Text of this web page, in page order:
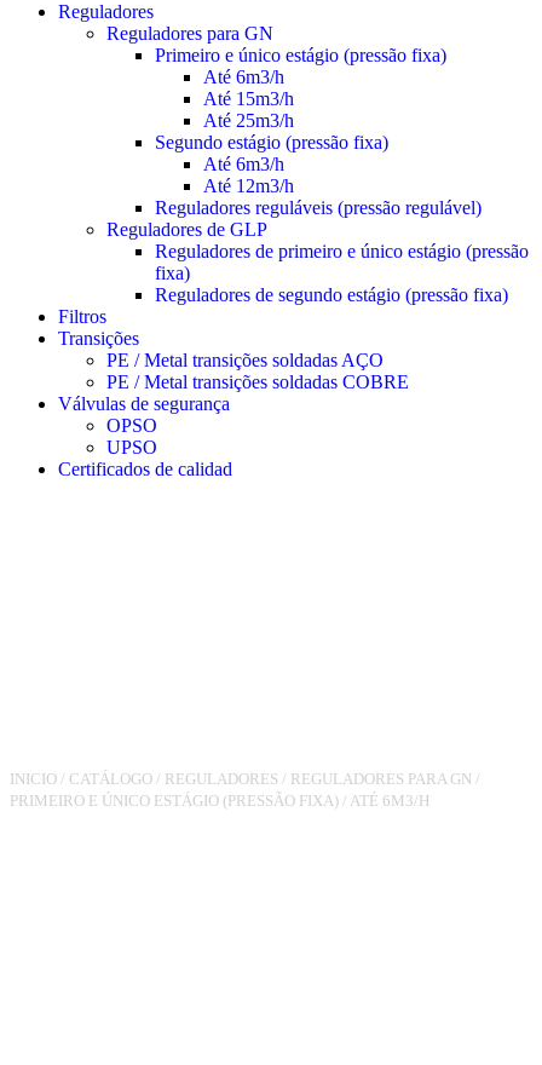
Reguladores
Reguladores para GN
Primeiro e único estágio (pressão fixa)
Até 6m3/h
Até 15m3/h
Até 25m3/h
Segundo estágio (pressão fixa)
Até 6m3/h
Até 12m3/h
Reguladores reguláveis (pressão regulável)
Reguladores de GLP
Reguladores de primeiro e único estágio (pressão
fixa)
Reguladores de segundo estágio (pressão fixa)
Filtros
Transições
PE / Metal transições soldadas AÇO
PE / Metal transições soldadas COBRE
Válvulas de segurança
OPSO
UPSO
Certificados de calidad
INICIO / CATÁLOGO / REGULADORES / REGULADORES PARA GN /
PRIMEIRO E ÚNICO ESTÁGIO (PRESSÃO FIXA) / ATÉ 6M3/H